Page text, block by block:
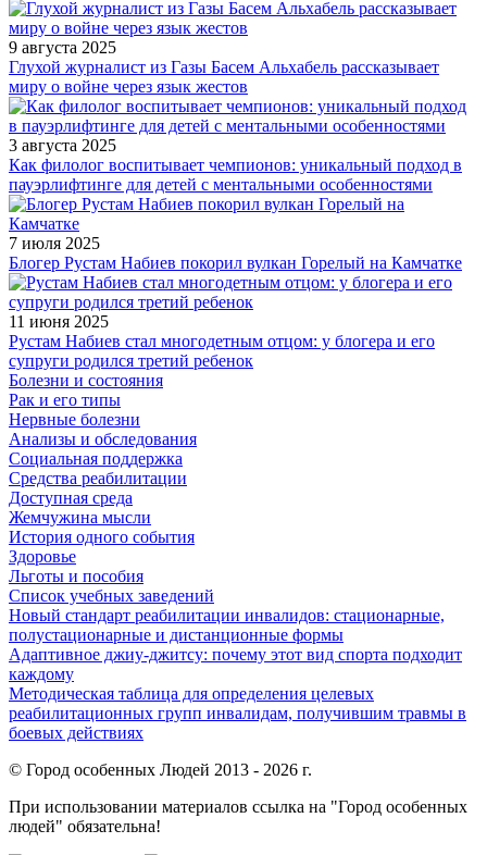
9 августа 2025
Глухой журналист из Газы Басем Альхабель рассказывает
миру о войне через язык жестов
3 августа 2025
Как филолог воспитывает чемпионов: уникальный подход в
пауэрлифтинге для детей с ментальными особенностями
7 июля 2025
Блогер Рустам Набиев покорил вулкан Горелый на Камчатке
11 июня 2025
Рустам Набиев стал многодетным отцом: у блогера и его
супруги родился третий ребенок
Болезни и состояния
Рак и его типы
Нервные болезни
Анализы и обследования
Социальная поддержка
Средства реабилитации
Доступная среда
Жемчужина мысли
История одного события
Здоровье
Льготы и пособия
Список учебных заведений
Новый стандарт реабилитации инвалидов: стационарные,
полустационарные и дистанционные формы
Адаптивное джиу-джитсу: почему этот вид спорта подходит
каждому
Методическая таблица для определения целевых
реабилитационных групп инвалидам, получившим травмы в
боевых действиях
© Город особенных Людей 2013 - 2026 г.
При использовании материалов ссылка на "Город особенных
людей" обязательна!